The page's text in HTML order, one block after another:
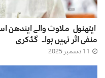
ایتھنول ملاوٹ والے ایندھن
منفی اثر نہیں ہوا۔ گڈکری